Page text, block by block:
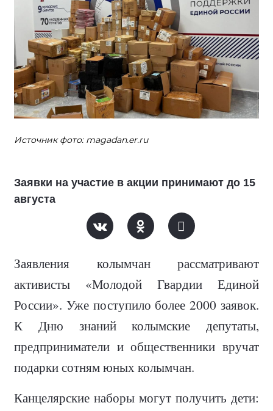
Источник фото: magadan.er.ru
Заявки на участие в акции принимают до 15
августа
Заявления колымчан рассматривают
активисты «Молодой Гвардии Единой
России». Уже поступило более 2000 заявок.
К Дню знаний колымские депутаты,
предприниматели и общественники вручат
подарки сотням юных колымчан.
Канцелярские наборы могут получить дети: